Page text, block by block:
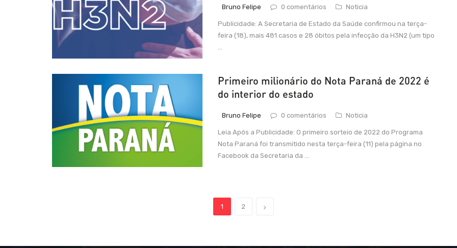
Bruno Felipe 0 comentários Noticia
Publicidade: A Secretaria de Estado da Saúde confirmou na terça-
feira (18), mais 481 casos e 28 óbitos pela infecção da H3N2 (um tipo
Primeiro milionário do Nota Paraná de 2022 é
do interior do estado
Bruno Felipe 0 comentários Noticia
Leia Após a Publicidade: O primeiro sorteio de 2022 do Programa
Nota Paraná foi transmitido nesta terça-feira (11) pela página no
Facebook da Secretaria da ...
1 2